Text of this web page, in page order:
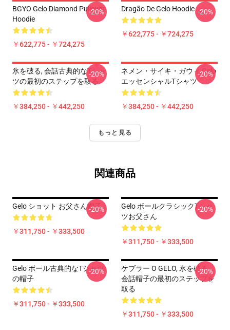
BGYO Gelo Diamond Pullover
Hoodie
￥622,775 - ￥724,275
-20% Dragão De Gelo Hoodie
￥622,775 - ￥724,275
-20%
氷を破る, 会話古典的なTシャ
ツの最初のステップを取る
￥384,250 - ￥442,250
-20%
ネメン・サイキ・ガウィ Gelo
エッセンシャルTシャツ
￥384,250 - ￥442,250
-20%
もっと見る
関連商品
Gelo ショット お父さん帽子
￥311,750 - ￥333,500
-20%
Gelo ボールクラシックTシャ
ツお父さん
￥311,750 - ￥333,500
-20%
Gelo ボール古典的なTシャツ
の帽子
￥311,750 - ￥333,500
-20%
ケブラー O GELO, 氷を破る,
会話帽子の最初のステップを
取る
￥311,750 - ￥333,500
-20%